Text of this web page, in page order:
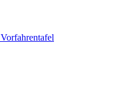
Vorfahrentafel